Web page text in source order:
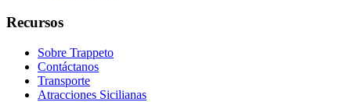
Recursos
Sobre Trappeto
Contáctanos
Transporte
Atracciones Sicilianas